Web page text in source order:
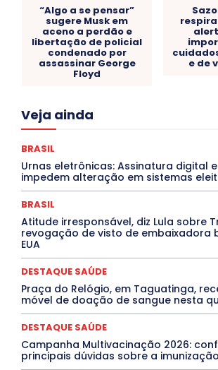
“Algo a se pensar”
sugere Musk em
aceno a perdão e
libertação de policial
condenado por
assassinar George
Floyd
e de
Veja ainda
Acre
Congressuanas & Esplanadumas
Covid-19
Crônica Política
Cultura e Tal
DANÇA
DESTAQUE BRASIL
DESTAQUE DF
DESTAQUES OUTROS
ELEIÇÕES
EMPREGO E
Especial
Espírito Santo
Febre Oropouche
INTELIGÊNCIA ARTIFICIAL
Jogos Online
JUDICIÁRIO
Marburg
Mato Grosso
MEIO AMBIENTE
Minas Gerais
MÚSICA
O Plantonista
PROCESSO SELETIVO
QUALIFICAÇÃO
BRASIL
Urnas eletrônicas: Assinatura digital
impedem alteração em sistemas
BRASIL
Atitude irresponsável, diz Lula sobre
revogação de visto de embaixadora
EUA
DESTAQUE SAÚDE
Praça do Relógio, em Taguatinga,
móvel de doação de sangue nesta
DESTAQUE SAÚDE
Campanha Multivacinação 2026:
principais dúvidas sobre a